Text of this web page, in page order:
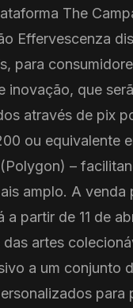
The
Effervescenza
para
inovação, que
através de pix
ou equivalente
–
amplo. A venda
a partir de 11 de
artes
a um conjunto
para